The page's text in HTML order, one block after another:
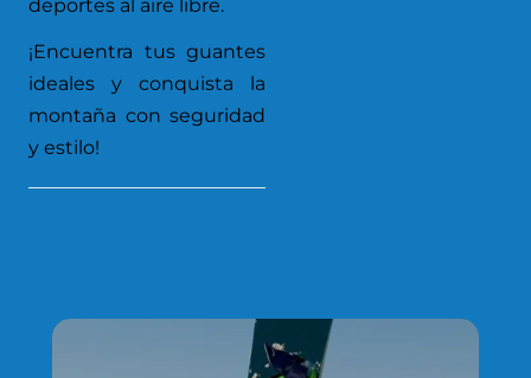
deportes al aire libre.
¡Encuentra tus guantes
ideales y conquista la
montaña con seguridad
y estilo!